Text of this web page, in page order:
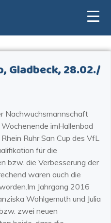
Gladbeck, 28.02./
Nachwuchsmannschaft
imHallenbad
Ruhr San Cup des VfL
für die
bzw. die Verbesserung der
waren auch die
Jahrgang 2016
Wohlgemuth und Julia
zwei neuen